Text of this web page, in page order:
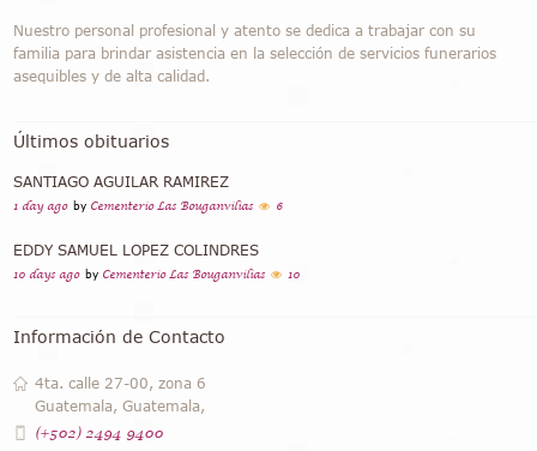
Nuestro personal profesional y atento se dedica a trabajar con su
familia para brindar asistencia en la selección de servicios funerarios
asequibles y de alta calidad.
Últimos obituarios
SANTIAGO AGUILAR RAMIREZ
1 day ago by Cementerio Las Bouganvilias 6
EDDY SAMUEL LOPEZ COLINDRES
10 days ago by Cementerio Las Bouganvilias 10
Información de Contacto
4ta. calle 27-00, zona 6
Guatemala, Guatemala,
(+502) 2494 9400